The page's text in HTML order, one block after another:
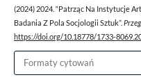
(2024) 2024. “Patrząc Na Instytucje
Badania Z Pola Socjologii Sztuk”.
https://doi.org/10.18778/1733-
Formaty cytowań